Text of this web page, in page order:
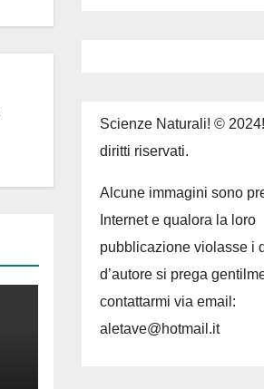
Scienze Naturali! ©
diritti riservati.
Alcune immagini sono
Internet e qualora la loro
pubblicazione violasse i
d’autore si prega
contattarmi via email:
aletave@hotmail.it